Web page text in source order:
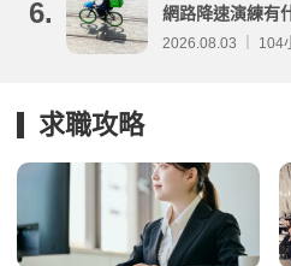
6.
網路降速演練有
事項整理
2026.08.03 ｜ 104
求職攻略